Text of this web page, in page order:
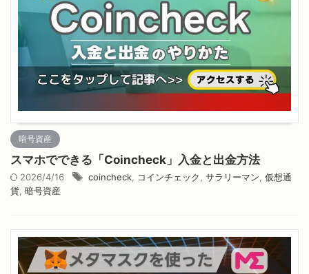
暗号資産
スマホでできる「Coincheck」入金と出金方法
2026/4/16 coincheck コインチェック サラリーマン 仮想通
貨 暗号資産